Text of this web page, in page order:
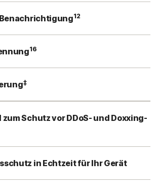
12
16
‡
zum Schutz vor DDoS- und Doxxing-
in Echtzeit für Ihr Gerät